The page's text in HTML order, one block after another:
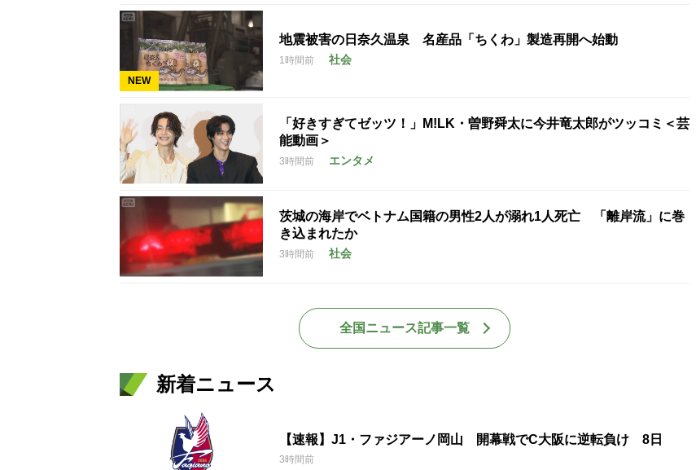
NEW
地震被害の日奈久温泉 名産品「ちくわ」製造再開へ始動
1時間前 社会
「好きすぎてゼッツ！」M!LK・曽野舜太に今井竜太郎がツッコミ＜芸
能動画＞
3時間前 エンタメ
茨城の海岸でベトナム国籍の男性2人が溺れ1人死亡 「離岸流」に巻
き込まれたか
3時間前 社会
全国ニュース記事一覧
新着ニュース
【速報】J1・ファジアーノ岡山 開幕戦でC大阪に逆転負け 8日
3時間前